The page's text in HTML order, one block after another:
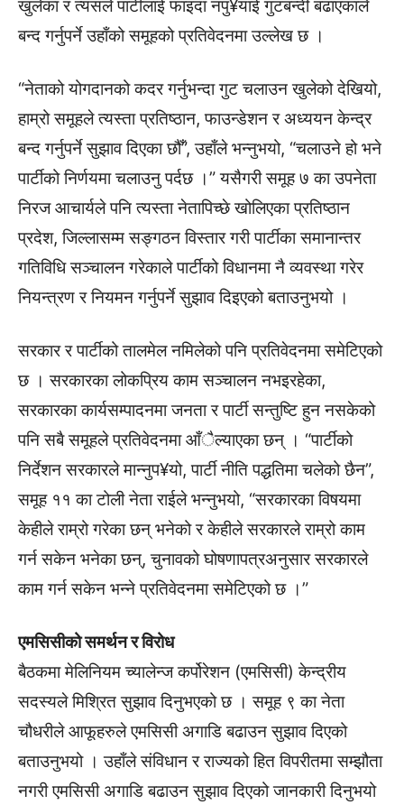
खुलेका र त्यसले पार्टीलाई फाइदा नपु¥याई गुटबन्दी बढाएकाले
बन्द गर्नुपर्ने उहाँको समूहको प्रतिवेदनमा उल्लेख छ ।
“नेताको योगदानको कदर गर्नुभन्दा गुट चलाउन खुलेको देखियो,
हाम्रो समूहले त्यस्ता प्रतिष्ठान, फाउन्डेशन र अध्ययन केन्द्र
बन्द गर्नुपर्ने सुझाव दिएका छौँ”, उहाँले भन्नुभयो, “चलाउने हो भने
पार्टीको निर्णयमा चलाउनु पर्दछ ।” यसैगरी समूह ७ का उपनेता
निरज आचार्यले पनि त्यस्ता नेतापिच्छे खोलिएका प्रतिष्ठान
प्रदेश, जिल्लासम्म सङ्गठन विस्तार गरी पार्टीका समानान्तर
गतिविधि सञ्चालन गरेकाले पार्टीको विधानमा नै व्यवस्था गरेर
नियन्त्रण र नियमन गर्नुपर्ने सुझाव दिइएको बताउनुभयो ।
सरकार र पार्टीको तालमेल नमिलेको पनि प्रतिवेदनमा समेटिएको
छ । सरकारका लोकप्रिय काम सञ्चालन नभइरहेका,
सरकारका कार्यसम्पादनमा जनता र पार्टी सन्तुष्टि हुन नसकेको
पनि सबै समूहले प्रतिवेदनमा आँैल्याएका छन् । “पार्टीको
निर्देशन सरकारले मान्नुप¥यो, पार्टी नीति पद्धतिमा चलेको छैन”,
समूह ११ का टोली नेता राईले भन्नुभयो, “सरकारका विषयमा
केहीले राम्रो गरेका छन् भनेको र केहीले सरकारले राम्रो काम
गर्न सकेन भनेका छन्, चुनावको घोषणापत्रअनुसार सरकारले
काम गर्न सकेन भन्ने प्रतिवेदनमा समेटिएको छ ।”
एमसिसीको समर्थन र विरोध
बैठकमा मेलिनियम च्यालेन्ज कर्पोरेशन (एमसिसी) केन्द्रीय
सदस्यले मिश्रित सुझाव दिनुभएको छ । समूह ९ का नेता
चौधरीले आफूहरुले एमसिसी अगाडि बढाउन सुझाव दिएको
बताउनुभयो । उहाँले संविधान र राज्यको हित विपरीतमा सम्झौता
नगरी एमसिसी अगाडि बढाउन सुझाव दिएको जानकारी दिनुभयो